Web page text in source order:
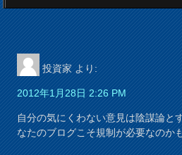
投資家 より:
2012年1月28日 2:26 PM
自分の気にくわない意見は陰謀論と
なたのブログこそ規制が必要なのか